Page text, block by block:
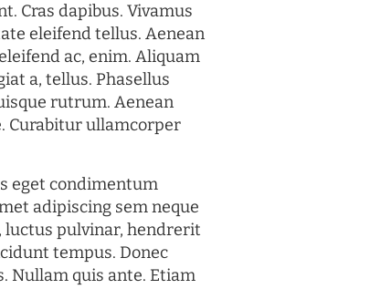
Cras dapibus. Vivamus
eleifend tellus. Aenean
ac, enim. Aliquam
a, tellus. Phasellus
rutrum. Aenean
Curabitur ullamcorper
eget condimentum
adipiscing sem neque
luctus pulvinar, hendrerit
tempus. Donec
Nullam quis ante. Etiam